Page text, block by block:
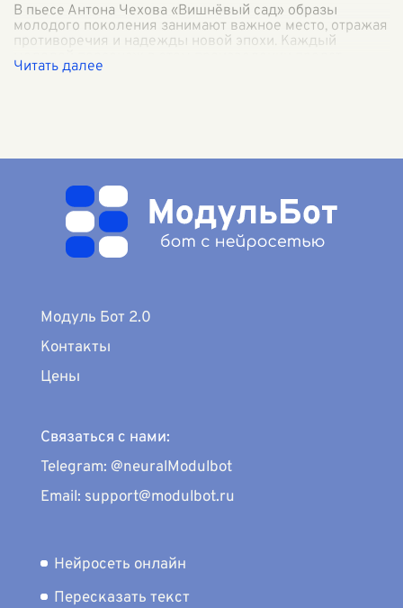
В пьесе Антона Чехова «Вишнёвый сад» образы
молодого поколения занимают важное место, отражая
противоречия и надежды новой эпохи. Каждый
молодой персонаж в этом произведении предст
Модуль Бот 2.0
Контакты
Цены
Связаться с нами:
Telegram: @neuralModulbot
Email: support@modulbot.ru
Нейросеть онлайн
Пересказать текст